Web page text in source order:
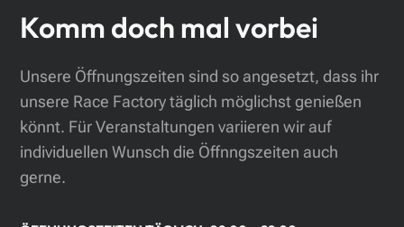
Komm doch mal vorbei
Unsere Öffnungszeiten sind so angesetzt, dass ihr
unsere Race Factory täglich möglichst genießen
könnt. Für Veranstaltungen variieren wir auf
individuellen Wunsch die Öffnngszeiten auch
gerne.